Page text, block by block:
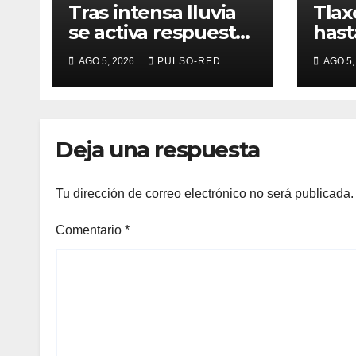
Tras intensa lluvia
se activa respuesta
inmediata de las
brigadas
municipales en la
AGO 5, 2026 PULSO-RED
deAGO
Deja una respuesta
Tu dirección de correo electrónico no será publicada.
Comentario *